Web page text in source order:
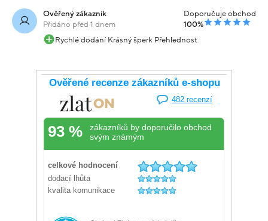
Ověřený zákazník
Přidáno před 1 dnem
Doporučuje obchod
100%
Rychlé dodání Krásný šperk Přehlednost